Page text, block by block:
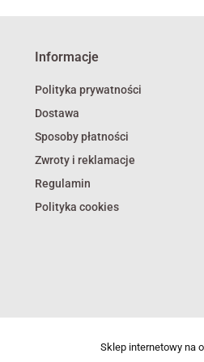
Informacje
Polityka prywatności
Dostawa
Sposoby płatności
Zwroty i reklamacje
Regulamin
Polityka cookies
Sklep internetowy na